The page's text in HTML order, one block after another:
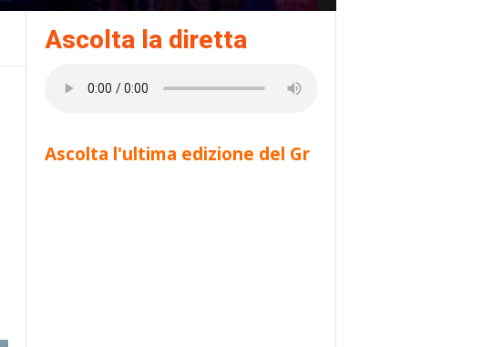
Ascolta la diretta
Ascolta l'ultima edizione del Gr